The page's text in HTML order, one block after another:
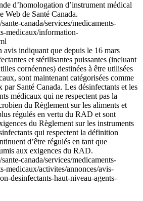
d’homologation d’instrument médical
Web de Santé Canada.
canada/services/medicaments-
medicaux/information-
avis indiquant que depuis le 16 mars
et stérilisantes puissantes (incluant
cornéennes) destinées à être utilisées
sont maintenant catégorisées comme
par Santé Canada. Les désinfectants et les
médicaux qui ne respectent pas la
du Règlement sur les aliments et
régulés en vertu du RAD et sont
du Règlement sur les instruments
qui respectent la définition
d’être régulés en tant que
aux exigences du RAD.
canada/services/medicaments-
medicaux/activites/annonces/avis-
desinfectants-haut-niveau-agents-